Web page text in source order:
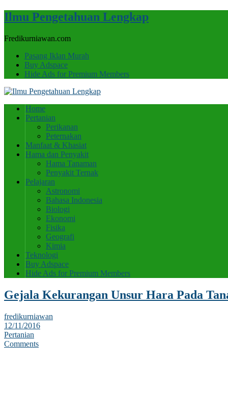
Ilmu Pengetahuan Lengkap
Fredikurniawan.com
Pasang Iklan Murah
Buy Adspace
Hide Ads for Premium Members
Home
Pertanian
Perikanan
Peternakan
Manfaat & Khasiat
Hama dan Penyakit
Hama Tanaman
Penyakit Ternak
Pelajaran
Astronomi
Bahasa Indonesia
Biologi
Ekonomi
Fisika
Geografi
Kimia
Teknologi
Buy Adspace
Hide Ads for Premium Members
Gejala Kekurangan Unsur Hara Pada
fredikurniawan
12/11/2016
Pertanian
Comments